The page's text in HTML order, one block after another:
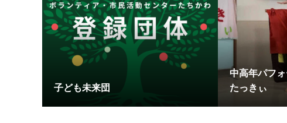
子ども未来団
中高年パフ
たっきぃ